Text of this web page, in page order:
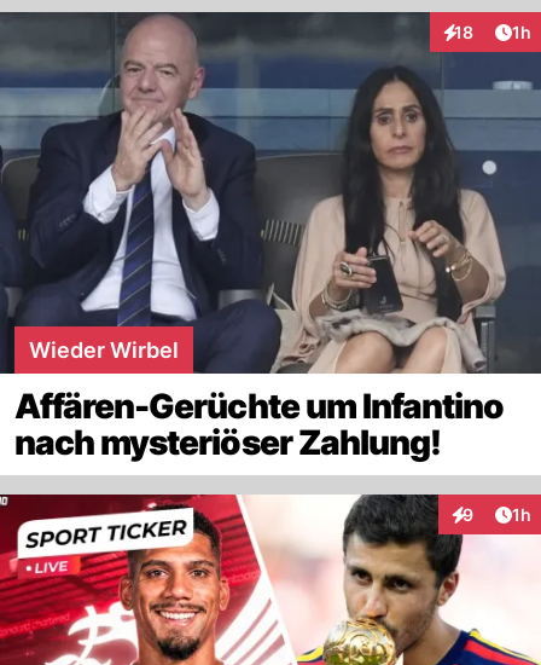
18 1h
Wieder Wirbel
Affären-Gerüchte um Infantino
nach mysteriöser Zahlung!
9 1h